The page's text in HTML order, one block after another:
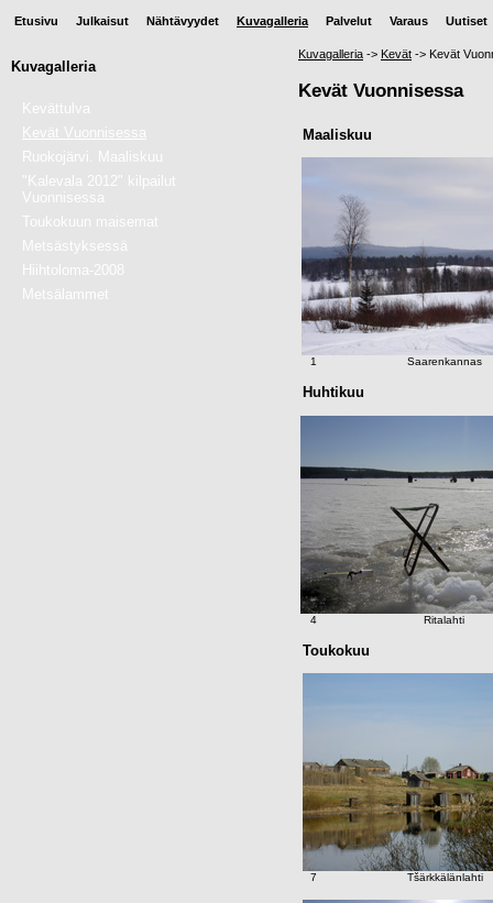
Etusivu Julkaisut Nähtävyydet Kuvagalleria Palvelut Varaus Uutiset
Kuvagalleria
Kevättulva
Kevät Vuonnisessa
Ruokojärvi. Maaliskuu
"Kalevala 2012" kilpailut
Vuonnisessa
Toukokuun maisemat
Metsästyksessä
Hiihtoloma-2008
Metsälammet
Kuvagalleria -> Kevät -> Kevät
Kevät Vuonnisessa
Maaliskuu
1 Saarenkannas
Huhtikuu
4 Ritalahti
Toukokuu
7 Tšärkkälänlahti